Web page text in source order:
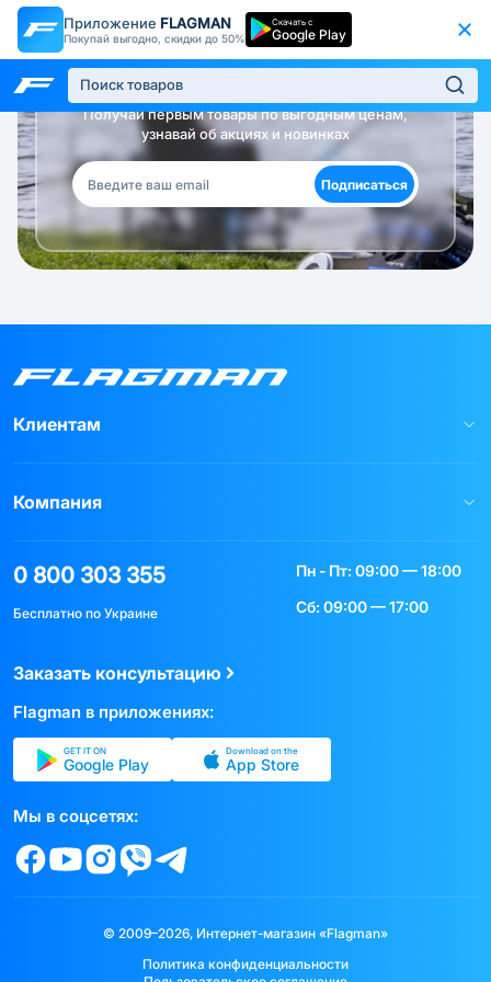
Приложение FLAGMAN
Покупай выгодно, скидки до 50%
Скачать с
Google Play
Будь в курсе!
Получай первым товары по выгодным ценам,
узнавай об акциях и новинках
Подписаться
Клиентам
Компания
0 800 303 355
Бесплатно по Украине
Пн - Пт: 09:00 — 18:00
Сб: 09:00 — 17:00
Заказать консультацию
Flagman в приложениях:
GET IT ON
Google Play
Download on the
App Store
Мы в соцсетях:
© 2009–2026, Интернет-магазин «Flagman»
Политика конфиденциальности